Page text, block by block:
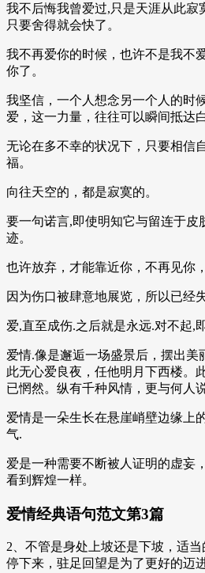
我不后悔我曾爱过,只是天涯从此寂
只要舍得就会快了。
我不再爱你的时候，也许不是我不
你了。
我坚信，一个人想念另一个人的时
爱，这一力量，往往可以瞬间抵达
无论在多不幸的状况下，只要相信
福。
向往天空的，都是寂寞的。
要一句诺言,即使明知它与留连于皮
迹。
也许放弃，才能靠近你，不再见你
因为伤口被肆意地展览，所以已经
爱,直至成伤.之后就是永远.对不起,
爱情.像是邂逅一场盛景后，摆出美
此无心爱良夜，任他明月下西楼。
已惘然。纵有千种风情，更与何人说
爱情是一朵生长在悬崖峭壁边缘上
气.
爱是一种需要不断被人证明的虚妄
看到辉煌一样。
爱情经典语句范文第3篇
2、不管是身处上坡还是下坡，适
停下来，驻足回望是为了更好的迈进